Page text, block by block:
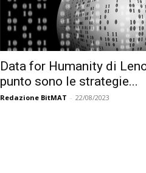
Big
Data
Data for Humanity di
punto sono le strategie...
Redazione BitMAT - 22/08/2023